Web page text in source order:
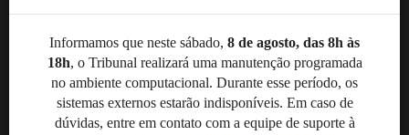
Informamos que neste sábado, 8 de agosto, das 8h às
18h, o Tribunal realizará uma manutenção programada
no ambiente computacional. Durante esse período, os
sistemas externos estarão indisponíveis. Em caso de
dúvidas, entre em contato com a equipe de suporte à